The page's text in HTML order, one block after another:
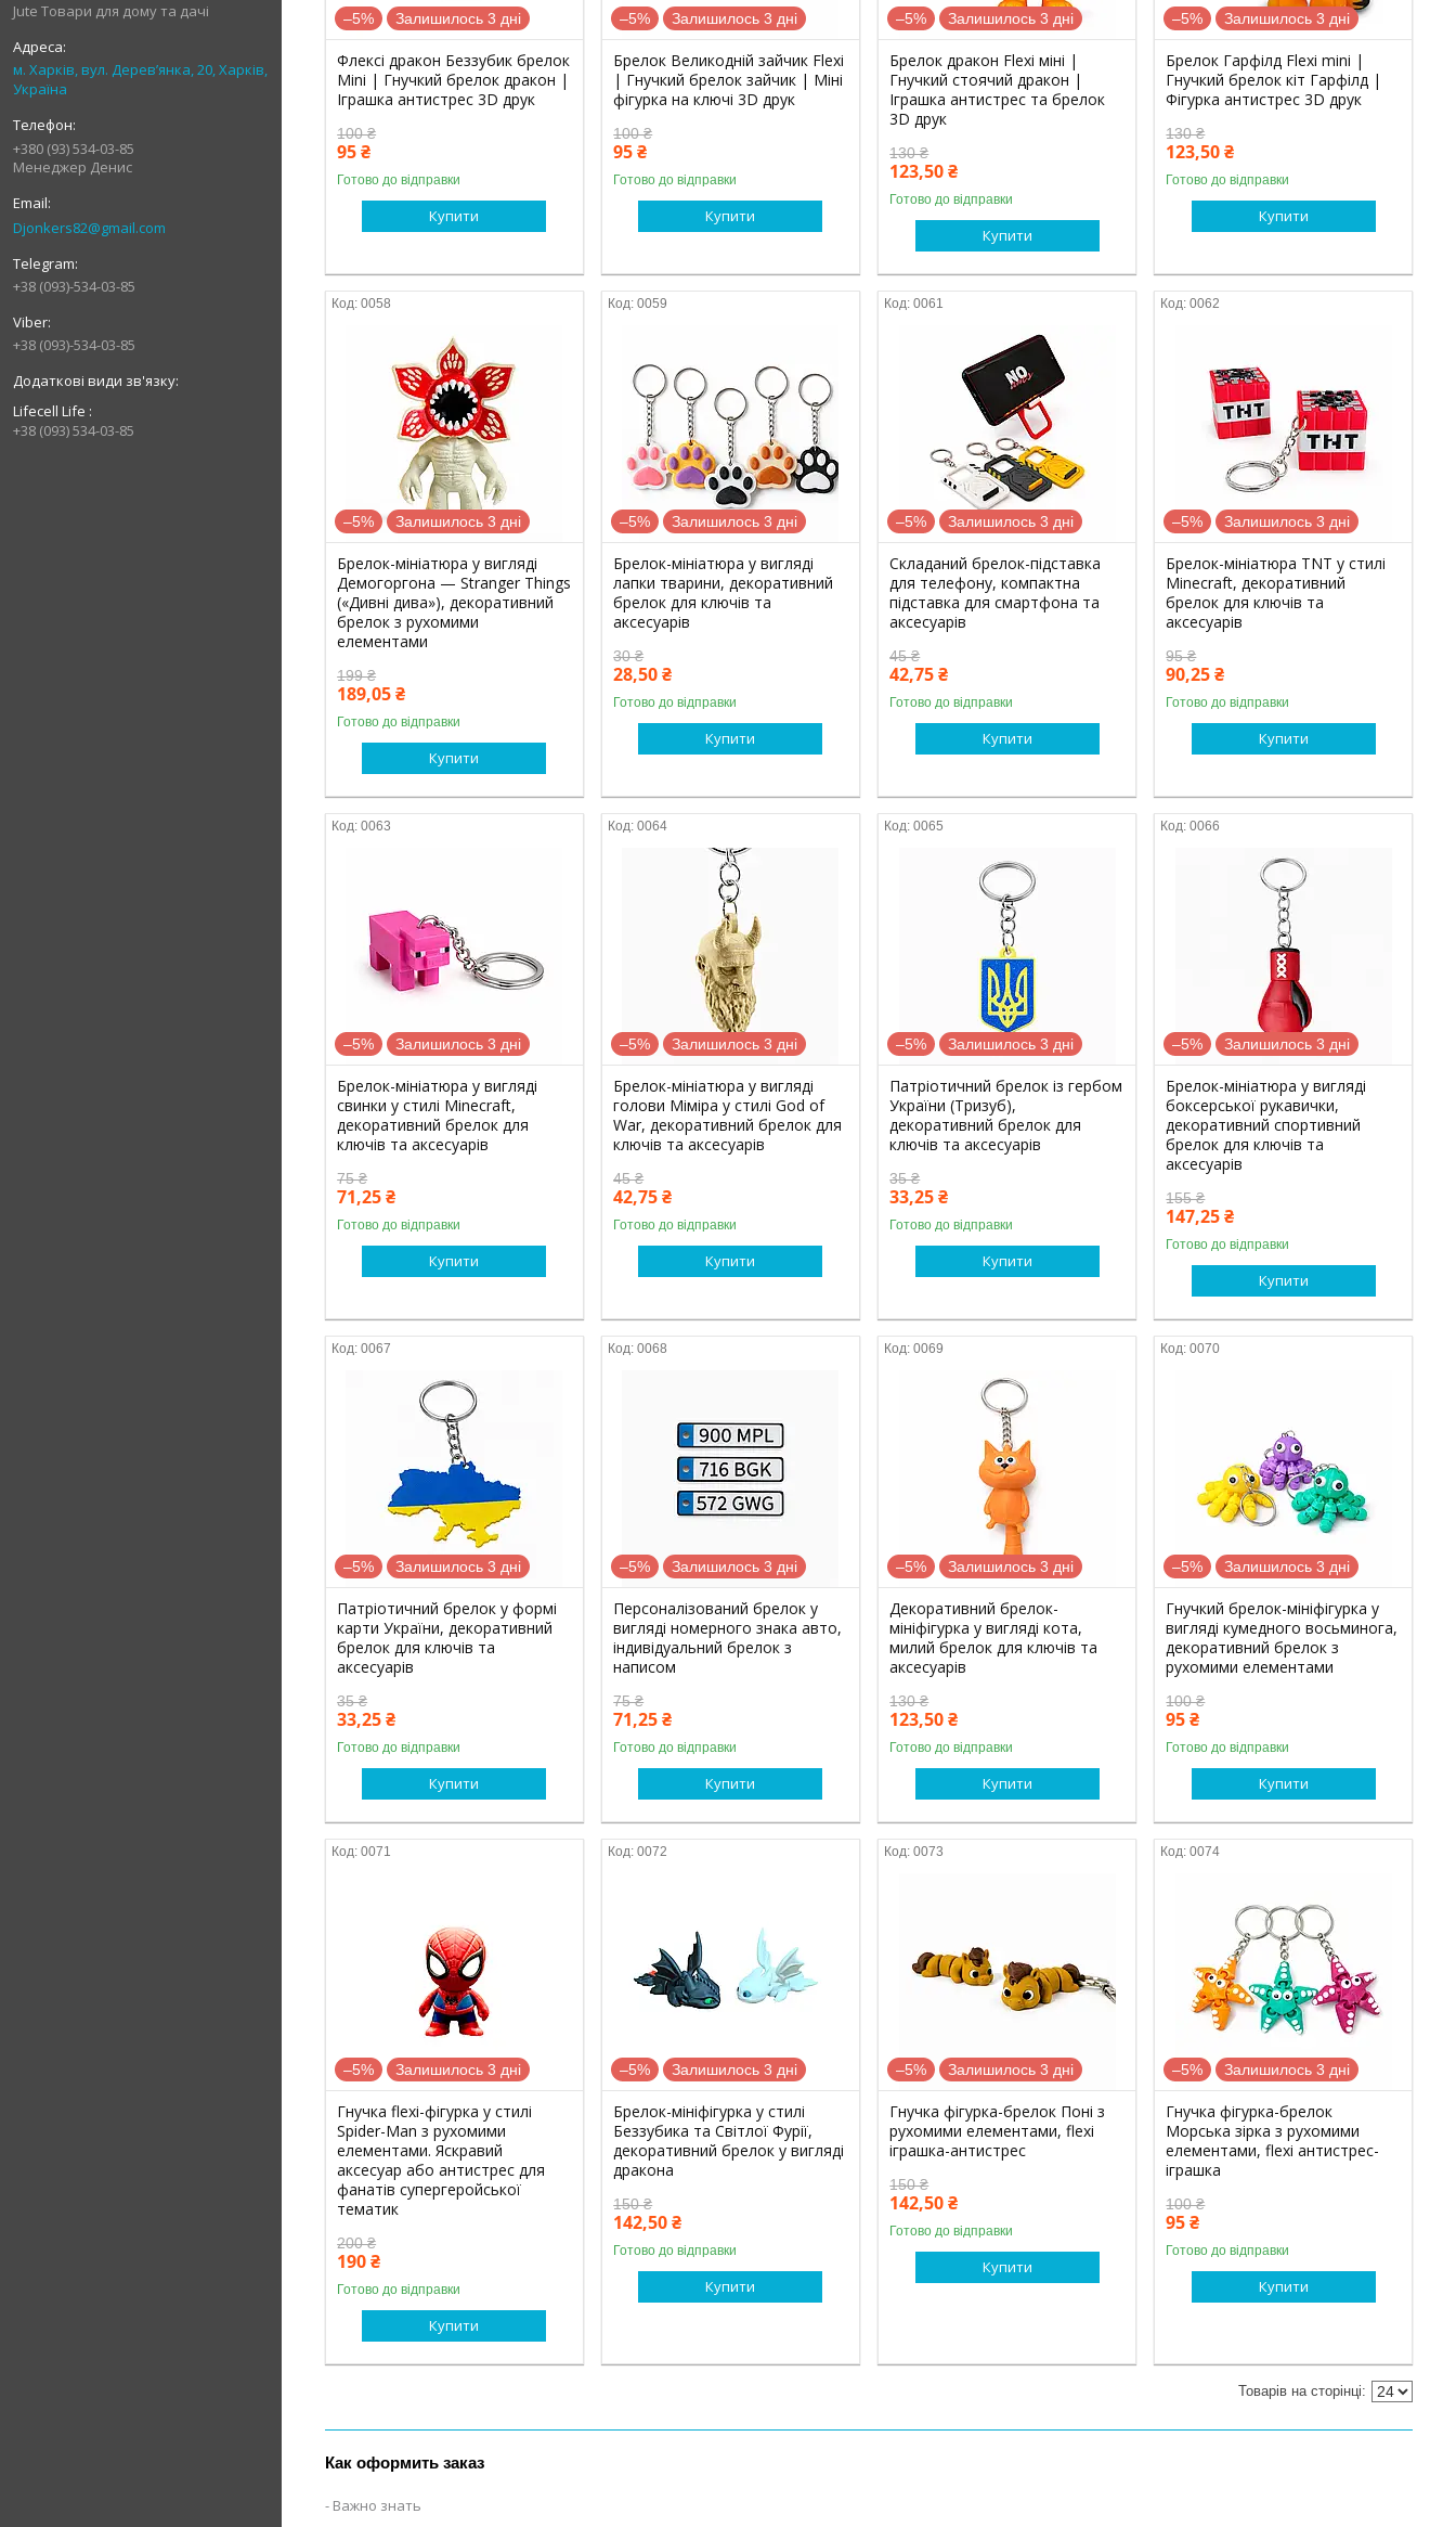
Jute Товари для дому та дачі
м. Харків, вул. Дерев’янка, 20, Харків,
Україна
+380 (93) 534-03-85
Менеджер Денис
Djonkers82@gmail.com
+38 (093)-534-03-85
+38 (093)-534-03-85
Lifecell Life
+38 (093) 534-03-85
–5% Залишилось 3 дні
Флексі дракон Беззубик брелок
Mini | Гнучкий брелок дракон |
Іграшка антистрес 3D друк
100 ₴
95 ₴
Готово до відправки
Купити
–5% Залишилось 3 дні
Брелок Великодній зайчик Flexi
| Гнучкий брелок зайчик | Міні
фігурка на ключі 3D друк
100 ₴
95 ₴
Готово до відправки
Купити
–5% Залишилось 3 дні
Брелок дракон Flexi міні |
Гнучкий стоячий дракон |
Іграшка антистрес та брелок
3D друк
130 ₴
123,50 ₴
Готово до відправки
Купити
–5% Залишилось 3 дні
Брелок Гарфілд Flexi mini |
Гнучкий брелок кіт Гарфілд |
Фігурка антистрес 3D друк
130 ₴
123,50 ₴
Готово до відправки
Купити
0058
–5% Залишилось 3 дні
Брелок-мініатюра у вигляді
Демогоргона — Stranger Things
(«Дивні дива»), декоративний
брелок з рухомими
елементами
199 ₴
189,05 ₴
Готово до відправки
Купити
0059
–5% Залишилось 3 дні
Брелок-мініатюра у вигляді
лапки тварини, декоративний
брелок для ключів та
аксесуарів
30 ₴
28,50 ₴
Готово до відправки
Купити
0061
–5% Залишилось 3 дні
Складаний брелок-підставка
для телефону, компактна
підставка для смартфона та
аксесуарів
45 ₴
42,75 ₴
Готово до відправки
Купити
0062
–5% Залишилось 3 дні
Брелок-мініатюра TNT у стилі
Minecraft, декоративний
брелок для ключів та
аксесуарів
95 ₴
90,25 ₴
Готово до відправки
Купити
0063
–5% Залишилось 3 дні
Брелок-мініатюра у вигляді
свинки у стилі Minecraft,
декоративний брелок для
ключів та аксесуарів
75 ₴
71,25 ₴
Готово до відправки
Купити
0064
–5% Залишилось 3 дні
Брелок-мініатюра у вигляді
голови Міміра у стилі God of
War, декоративний брелок для
ключів та аксесуарів
45 ₴
42,75 ₴
Готово до відправки
Купити
0065
–5% Залишилось 3 дні
Патріотичний брелок із гербом
України (Тризуб),
декоративний брелок для
ключів та аксесуарів
35 ₴
33,25 ₴
Готово до відправки
Купити
0066
–5% Залишилось 3 дні
Брелок-мініатюра у вигляді
боксерської рукавички,
декоративний спортивний
брелок для ключів та
аксесуарів
155 ₴
147,25 ₴
Готово до відправки
Купити
0067
–5% Залишилось 3 дні
Патріотичний брелок у формі
карти України, декоративний
брелок для ключів та
аксесуарів
35 ₴
33,25 ₴
Готово до відправки
Купити
0068
–5% Залишилось 3 дні
Персоналізований брелок у
вигляді номерного знака авто,
індивідуальний брелок з
написом
75 ₴
71,25 ₴
Готово до відправки
Купити
0069
–5% Залишилось 3 дні
Декоративний брелок-
мініфігурка у вигляді кота,
милий брелок для ключів та
аксесуарів
130 ₴
123,50 ₴
Готово до відправки
Купити
0070
–5% Залишилось 3 дні
Гнучкий брелок-мініфігурка у
вигляді кумедного восьминога,
декоративний брелок з
рухомими елементами
100 ₴
95 ₴
Готово до відправки
Купити
0071
–5% Залишилось 3 дні
Гнучка flexi-фігурка у стилі
Spider-Man з рухомими
елементами. Яскравий
аксесуар або антистрес для
фанатів супергеройської
тематик
200 ₴
190 ₴
Готово до відправки
Купити
0072
–5% Залишилось 3 дні
Брелок-мініфігурка у стилі
Беззубика та Світлої Фурії,
декоративний брелок у вигляді
дракона
150 ₴
142,50 ₴
Готово до відправки
Купити
0073
–5% Залишилось 3 дні
Гнучка фігурка-брелок Поні з
рухомими елементами, flexi
іграшка-антистрес
150 ₴
142,50 ₴
Готово до відправки
Купити
0074
–5% Залишилось 3 дні
Гнучка фігурка-брелок
Морська зірка з рухомими
елементами, flexi антистрес-
іграшка
100 ₴
95 ₴
Готово до відправки
Купити
Как оформить заказ
Важно знать